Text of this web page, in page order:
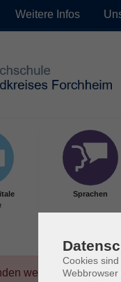
Weitere Infos
Sprachen
werden.
Cookies